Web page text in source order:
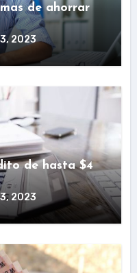
de ahorrar
2023
de hasta $4
2023